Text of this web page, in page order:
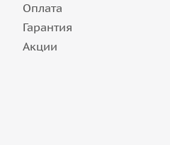
Оплата
Гарантия
Акции